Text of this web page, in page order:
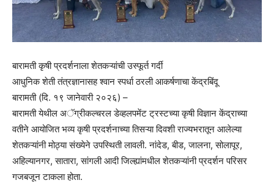
बारामती कृषी प्रदर्शनाला शेतकऱ्यांची उस्फूर्त गर्दी
आधुनिक शेती तंत्रज्ञानासह श्वान स्पर्धा ठरली आकर्षणाचा केंद्रबिंदू
बारामती (दि. १९ जानेवारी २०२६) –
बारामती येथील अॅग्रीकल्चरल डेव्हलपमेंट ट्रस्टच्या कृषी विज्ञान केंद्राच्या
वतीने आयोजित भव्य कृषी प्रदर्शनाच्या तिसऱ्या दिवशी राज्यभरातून आलेल्या
शेतकऱ्यांनी मोठ्या संख्येने उपस्थिती लावली. नांदेड, बीड, जालना, सोलापूर,
अहिल्यानगर, सातारा, सांगली आदी जिल्ह्यांमधील शेतकऱ्यांनी प्रदर्शन परिसर
गजबजून टाकला होता.